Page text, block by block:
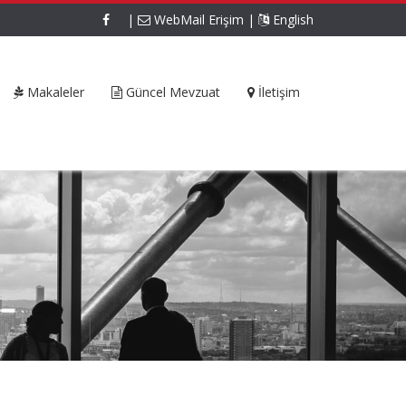
| WebMail Erişim | English
Makaleler Güncel Mevzuat İletişim